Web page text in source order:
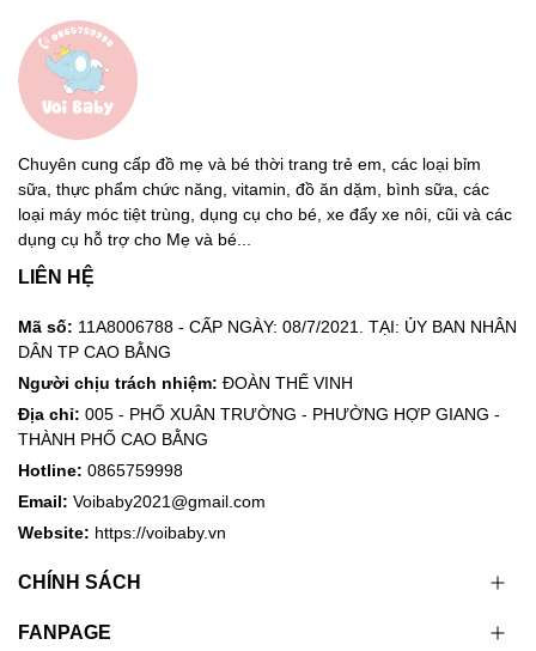
Chuyên cung cấp đồ mẹ và bé thời trang trẻ em, các loại bỉm
sữa, thực phẩm chức năng, vitamin, đồ ăn dặm, bình sữa, các
loại máy móc tiệt trùng, dụng cụ cho bé, xe đẩy xe nôi, cũi và các
dụng cụ hỗ trợ cho Mẹ và bé...
LIÊN HỆ
Mã số: 11A8006788 - CẤP NGÀY: 08/7/2021. TẠI: ỦY BAN NHÂN
DÂN TP CAO BẰNG
Người chịu trách nhiệm: ĐOÀN THẾ VINH
Địa chỉ: 005 - PHỐ XUÂN TRƯỜNG - PHƯỜNG HỢP GIANG -
THÀNH PHỐ CAO BẰNG
Hotline: 0865759998
Email: Voibaby2021@gmail.com
Website: https://voibaby.vn
CHÍNH SÁCH
FANPAGE